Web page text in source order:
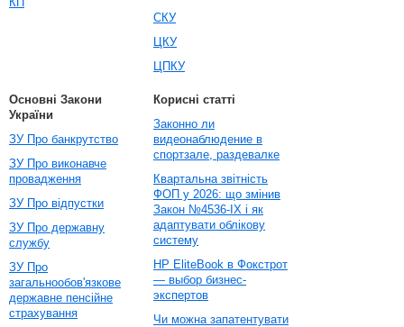
СКУ
ЦКУ
ЦПКУ
Основні Закони
України
ЗУ Про банкрутство
ЗУ Про виконавче
провадження
ЗУ Про відпустки
ЗУ Про державну
службу
ЗУ Про
загальнообов'язкове
державне пенсійне
страхування
Корисні статті
Законно ли
видеонаблюдение в
спортзале, раздевалке
Квартальна звітність
ФОП у 2026: що змінив
Закон №4536-IX і як
адаптувати облікову
систему
HP EliteBook в Фокстрот
— выбор бизнес-
экспертов
Чи можна запатентувати